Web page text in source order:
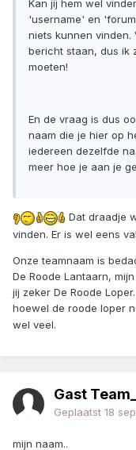
Kan jij hem wel
'username' en
niets kunnen vinden.
bericht staan, dus ik
moeten!
En de vraag is dus
naam die je hier op
iedereen dezelfde
meer hoe je aan je
Dat draadje
vinden. Er is wel eens
Onze teamnaam is
De Roode Lantaarn,
jij zeker De Roode
hoewel de roode loper
wel veel.
Gast
Geplaatst 18
mijn naam..